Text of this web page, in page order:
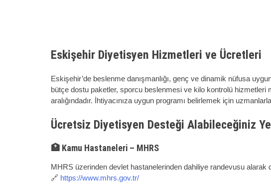
Eskişehir Diyetisyen Hizmetleri ve Ücretleri
Eskişehir’de beslenme danışmanlığı, genç ve dinamik nüfusa
bütçe dostu paketler, sporcu beslenmesi ve kilo kontrolü hizmetleri
aralığındadır. İhtiyacınıza uygun programı belirlemek için
Ücretsiz Diyetisyen Desteği Alabileceğiniz
🏥 Kamu Hastaneleri – MHRS
MHRS üzerinden devlet hastanelerinden dahiliye randevusu alarak
🔗 https://www.mhrs.gov.tr/